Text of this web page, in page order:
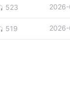
523
519